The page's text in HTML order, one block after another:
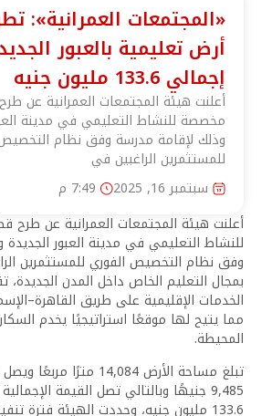
«المجتمعات العمرانية»:
أرض تعليمية بالعبور
إجمالي 133.6 مليون جنيه
أعلنت هيئة المجتمعات العمرانية عن
مخصصة للنشاط التعليمي في مدينة
وذلك لإقامة مدرسة وفق نظام
للمستثمرين الراغبين في
سبتمبر 16, 2025
7:49 م
أعلنت هيئة المجتمعات العمرانية عن
للنشاط التعليمي في مدينة العبور
وفق نظام التخصيص الفوري للمستثمرين
بمجال التعليم الخاص داخل المدن
الخدمات الإقليمية على طريق
مما يتيح لها موقعًا استراتيجيًا يخدم
المحيطة.
تبلغ مساحة الأرض 14,084
9,485 جنيهًا وبالتالي تصل القيمة
133.6 مليون جنيه، وحددت الهيئة فترة